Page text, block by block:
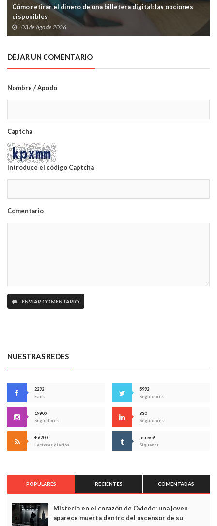
Cómo retirar el dinero de una billetera digital: las opciones
disponibles
03 de Ago de 2026
DEJAR UN COMENTARIO
Nombre / Apodo
Captcha
Introduce el código Captcha
Comentario
ENVIAR COMENTARIO
NUESTRAS REDES
2292
Fans
5992
Seguidores
19900
Seguidores
830
Seguidores
+ 6200
Lectores diarios
¡nuevo!
Síguenos
POPULARES RECIENTES COMENTADAS
Misterio en el corazón de Oviedo: una joven
aparece muerta dentro del ascensor de su